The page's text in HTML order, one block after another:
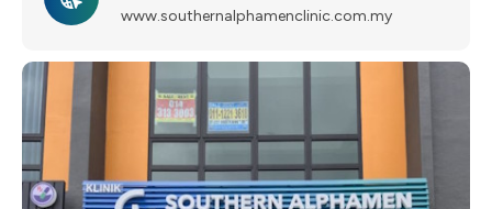
www.southernalphamenclinic.com.my